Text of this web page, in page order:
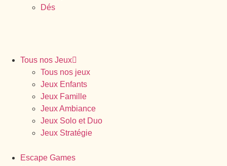
Dés
Tous nos Jeux
Tous nos jeux
Jeux Enfants
Jeux Famille
Jeux Ambiance
Jeux Solo et Duo
Jeux Stratégie
Escape Games